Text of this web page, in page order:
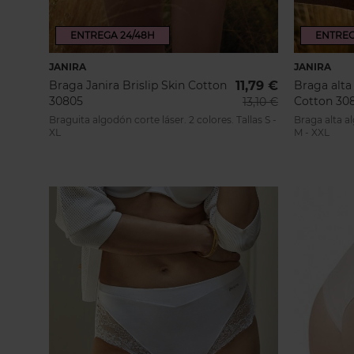
No podemos olvidarnos de las
Y también los leggings, como
ENTREGA 24/48H
JANIRA
Braga Janira Brislip Skin Cotton
30805
13,10 €
11,79 €
Braguita algodón corte láser. 2 colores. Tallas S -
XL
JANIRA
Braga
Cotton
Braga alta
M - XXL